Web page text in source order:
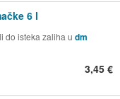
6 l
do isteka zaliha u dm
3,45 €